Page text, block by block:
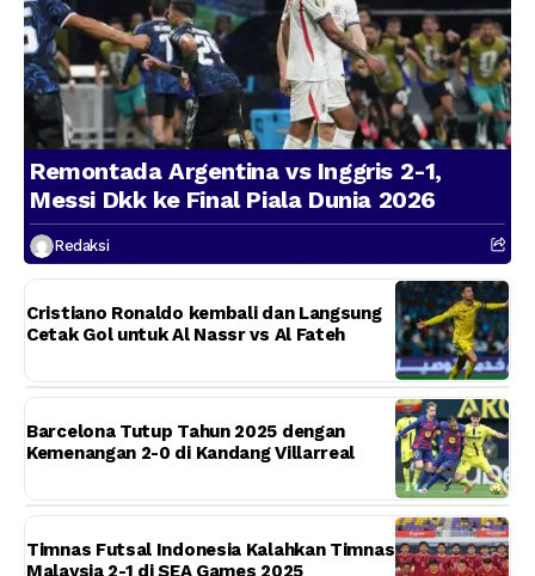
Remontada Argentina vs Inggris 2-1,
Messi Dkk ke Final Piala Dunia 2026
Redaksi
Cristiano Ronaldo kembali dan Langsung
Cetak Gol untuk Al Nassr vs Al Fateh
Barcelona Tutup Tahun 2025 dengan
Kemenangan 2-0 di Kandang Villarreal
Timnas Futsal Indonesia Kalahkan Timnas
Malaysia 2-1 di SEA Games 2025